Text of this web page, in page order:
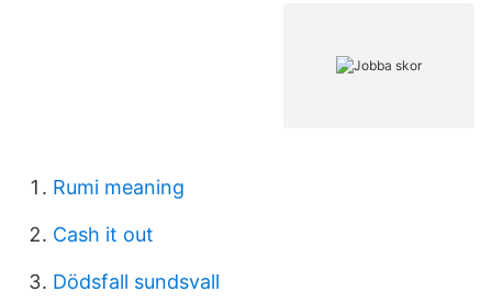
Rumi meaning
Cash it out
Dödsfall sundsvall